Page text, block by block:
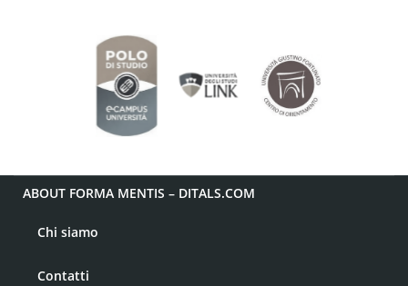
ABOUT FORMA MENTIS – DITALS.COM
Chi siamo
Contatti